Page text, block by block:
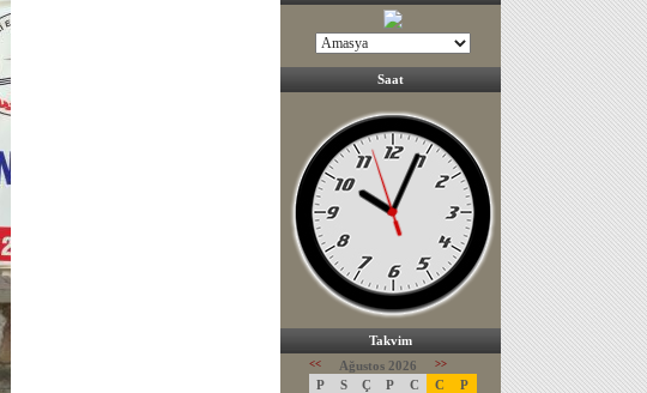
Saat
Takvim
<< Ağustos 2026 >>
P S Ç P C C P